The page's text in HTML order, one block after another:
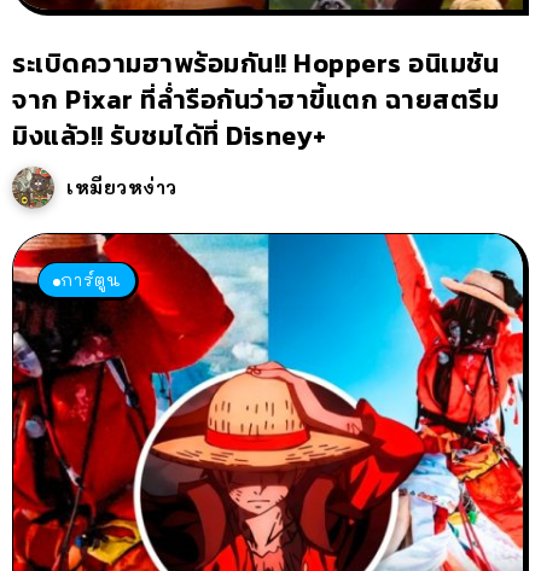
ระเบิดความฮาพร้อมกัน!! Hoppers อนิเมชัน
จาก Pixar ที่ล่ำรือกันว่าฮาขี้แตก ฉายสตรีม
มิงแล้ว!! รับชมได้ที่ Disney+
เหมียวหง่าว
การ์ตูน